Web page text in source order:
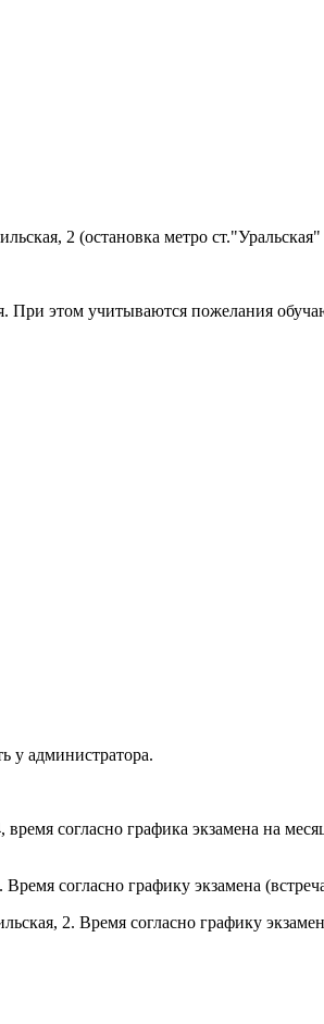
2 (остановка метро
При этом учитываются пожелания
у администратора.
согласно графика экзамена на
согласно графику экзамена
2. Время согласно графику